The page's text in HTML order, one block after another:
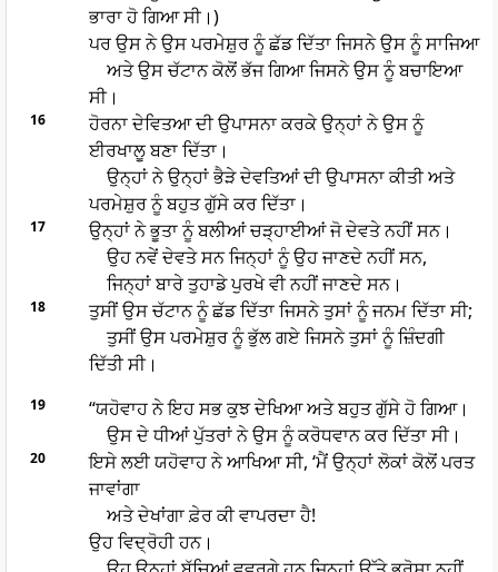
ਭਾਰਾ ਹੋ ਗਿਆ ਸੀ।)
ਪਰ ਉਸ ਨੇ ਉਸ ਪਰਮੇਸ਼ੁਰ ਨੂੰ ਛੱਡ ਦਿੱਤਾ ਜਿਸਨੇ ਉਸ ਨੂੰ ਸਾਜਿਆ
ਅਤੇ ਉਸ ਚੱਟਾਨ ਕੋਲੋਂ ਭੱਜ ਗਿਆ ਜਿਸਨੇ ਉਸ ਨੂੰ ਬਚਾਇਆ
ਸੀ।
16
ਹੋਰਨਾ ਦੇਵਿਤਆ ਦੀ ਉਪਾਸਨਾ ਕਰਕੇ ਉਨ੍ਹਾਂ ਨੇ ਉਸ ਨੂੰ
ਈਰਖਾਲੂ ਬਣਾ ਦਿੱਤਾ।
ਉਨ੍ਹਾਂ ਨੇ ਉਨ੍ਹਾਂ ਭੈੜੇ ਦੇਵਤਿਆਂ ਦੀ ਉਪਾਸਨਾ ਕੀਤੀ ਅਤੇ
ਪਰਮੇਸ਼ੁਰ ਨੂੰ ਬਹੁਤ ਗੁੱਸੇ ਕਰ ਦਿੱਤਾ।
17
ਉਨ੍ਹਾਂ ਨੇ ਭੂਤਾ ਨੂੰ ਬਲੀਆਂ ਚੜ੍ਹਾਈਆਂ ਜੋ ਦੇਵਤੇ ਨਹੀਂ ਸਨ।
ਉਹ ਨਵੇਂ ਦੇਵਤੇ ਸਨ ਜਿਨ੍ਹਾਂ ਨੂੰ ਉਹ ਜਾਣਦੇ ਨਹੀਂ ਸਨ,
ਜਿਨ੍ਹਾਂ ਬਾਰੇ ਤੁਹਾਡੇ ਪੁਰਖੇ ਵੀ ਨਹੀਂ ਜਾਣਦੇ ਸਨ।
18
ਤੁਸੀਂ ਉਸ ਚੱਟਾਨ ਨੂੰ ਛੱਡ ਦਿੱਤਾ ਜਿਸਨੇ ਤੁਸਾਂ ਨੂੰ ਜਨਮ ਦਿੱਤਾ ਸੀ;
ਤੁਸੀਂ ਉਸ ਪਰਮੇਸ਼ੁਰ ਨੂੰ ਭੁੱਲ ਗਏ ਜਿਸਨੇ ਤੁਸਾਂ ਨੂੰ ਜ਼ਿੰਦਗੀ
ਦਿੱਤੀ ਸੀ।
19
“ਯਹੋਵਾਹ ਨੇ ਇਹ ਸਭ ਕੁਝ ਦੇਖਿਆ ਅਤੇ ਬਹੁਤ ਗੁੱਸੇ ਹੋ ਗਿਆ।
ਉਸ ਦੇ ਧੀਆਂ ਪੁੱਤਰਾਂ ਨੇ ਉਸ ਨੂੰ ਕਰੋਧਵਾਨ ਕਰ ਦਿੱਤਾ ਸੀ।
20
ਇਸੇ ਲਈ ਯਹੋਵਾਹ ਨੇ ਆਖਿਆ ਸੀ, ‘ਮੈਂ ਉਨ੍ਹਾਂ ਲੋਕਾਂ ਕੋਲੋਂ ਪਰਤ
ਜਾਵਾਂਗਾ
ਅਤੇ ਦੇਖਾਂਗਾ ਫ਼ੇਰ ਕੀ ਵਾਪਰਦਾ ਹੈ!
ਉਹ ਵਿਦ੍ਰੋਹੀ ਹਨ।